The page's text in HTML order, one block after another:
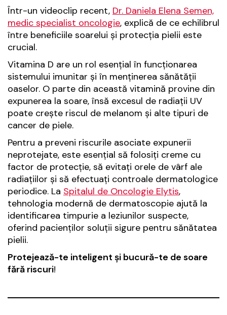
Într-un videoclip recent, Dr. Daniela Elena Semen,
medic specialist oncologie, explică de ce echilibrul
între beneficiile soarelui și protecția pielii este
crucial.
Vitamina D are un rol esențial în funcționarea
sistemului imunitar și în menținerea sănătății
oaselor. O parte din această vitamină provine din
expunerea la soare, însă excesul de radiații UV
poate crește riscul de melanom și alte tipuri de
cancer de piele.
Pentru a preveni riscurile asociate expunerii
neprotejate, este esențial să folosiți creme cu
factor de protecție, să evitați orele de vârf ale
radiațiilor și să efectuați controale dermatologice
periodice. La Spitalul de Oncologie Elytis,
tehnologia modernă de dermatoscopie ajută la
identificarea timpurie a leziunilor suspecte,
oferind pacienților soluții sigure pentru sănătatea
pielii.
Protejează-te inteligent și bucură-te de soare
fără riscuri!